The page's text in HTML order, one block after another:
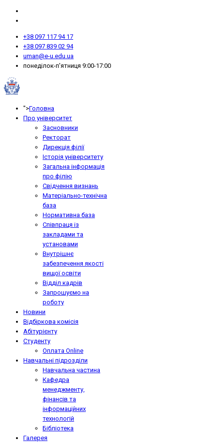
+38 097 117 94 17
+38 097 839 02 94
uman@e-u.edu.ua
понеділок-п'ятниця 9:00-17:00
">Головна
Про університет
Засновники
Ректорат
Дирекція філії
Історія університету
Загальна інформація
про філію
Свідчення визнань
Матеріально-технічна
база
Нормативна база
Співпраця із
закладами та
установами
Внутрішнє
забезпечення якості
вищої освіти
Відділ кадрів
Запрошуємо на
роботу
Новини
Відбіркова комісія
Абітурієнту
Студенту
Оплата Online
Навчальні підрозділи
Навчальна частина
Кафедра
менеджменту,
фінансів та
інформаційних
технологій
Бібліотека
Галерея